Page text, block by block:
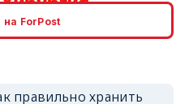
на ForPost
правильно хранить